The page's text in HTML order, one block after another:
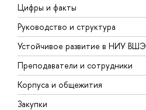
Цифры и факты
Руководство и структура
Устойчивое развитие в НИУ ВШЭ
Преподаватели и сотрудники
Корпуса и общежития
Закупки